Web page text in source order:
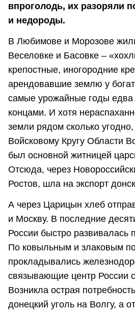
впроголодь, их разоряли
и недороды.
В Любимове и Морозове
Веселовке и Басовке –
крепостные, иногородние
арендовавшие землю у
самые урожайные годы
концами. И хотя
земли рядом сколько
Войсковому Кругу Области
был основной житницей
Отсюда, через
Ростов, шла на экспорт
А через Царицын хлеб
и Москву. В последние
России быстро развивалась
По ковыльным и злаковым
прокладывались
связывающие центр России
Возникла острая
донецкий уголь на Волгу, а